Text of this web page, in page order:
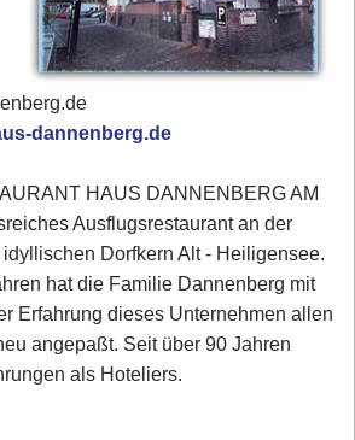
dannenberg.de
HAUS DANNENBERG AM
Ausflugsrestaurant an der
Dorfkern Alt - Heiligensee.
hat die Familie Dannenberg mit
Erfahrung dieses Unternehmen allen
angepaßt. Seit über 90 Jahren
als Hoteliers.